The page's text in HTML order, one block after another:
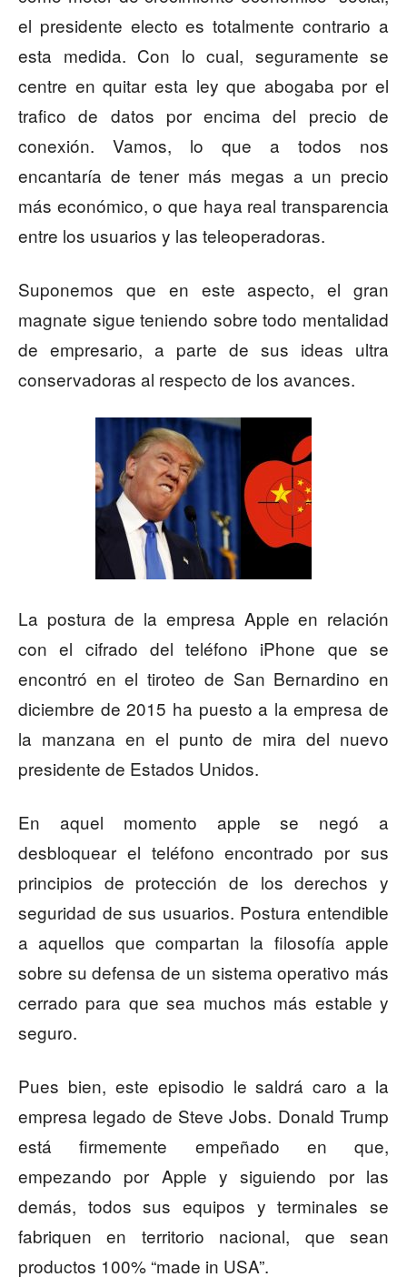
el presidente electo es totalmente contrario a
esta medida. Con lo cual, seguramente se
centre en quitar esta ley que abogaba por el
trafico de datos por encima del precio de
conexión. Vamos, lo que a todos nos
encantaría de tener más megas a un precio
más económico, o que haya real transparencia
entre los usuarios y las teleoperadoras.
Suponemos que en este aspecto, el gran
magnate sigue teniendo sobre todo mentalidad
de empresario, a parte de sus ideas ultra
conservadoras al respecto de los avances.
La postura de la empresa Apple en relación
con el cifrado del teléfono iPhone que se
encontró en el tiroteo de San Bernardino en
diciembre de 2015 ha puesto a la empresa de
la manzana en el punto de mira del nuevo
presidente de Estados Unidos.
En aquel momento apple se negó a
desbloquear el teléfono encontrado por sus
principios de protección de los derechos y
seguridad de sus usuarios. Postura entendible
a aquellos que compartan la filosofía apple
sobre su defensa de un sistema operativo más
cerrado para que sea muchos más estable y
seguro.
Pues bien, este episodio le saldrá caro a la
empresa legado de Steve Jobs. Donald Trump
está firmemente empeñado en que,
empezando por Apple y siguiendo por las
demás, todos sus equipos y terminales se
fabriquen en territorio nacional, que sean
productos 100% “made in USA”.